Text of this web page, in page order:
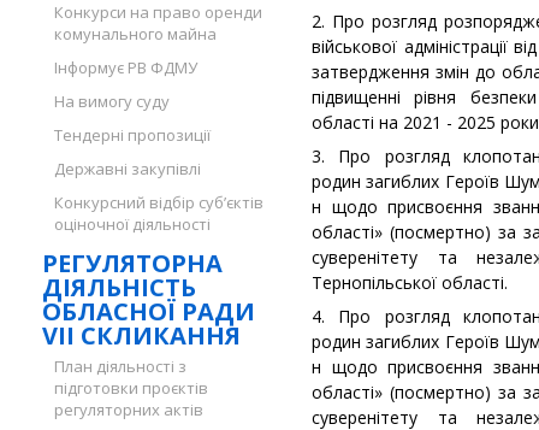
Конкурси на право оренди
комунального майна
Інформує РВ ФДМУ
На вимогу суду
Тендерні пропозиції
Державні закупівлі
Конкурсний відбір суб’єктів
оціночної діяльності
РЕГУЛЯТОРНА
ДІЯЛЬНІСТЬ
ОБЛАСНОЇ РАДИ
VII СКЛИКАННЯ
План діяльності з
підготовки проєктів
регуляторних актів
2. Про розгляд
військової
затвердження змін до
підвищенні рівня
області на 2021 - 2025
3. Про розгляд
родин загиблих Героїв
н щодо присвоєння
області» (посмертно) за
суверенітету та
Тернопільської області.
4. Про розгляд
родин загиблих Героїв
н щодо присвоєння
області» (посмертно) за
суверенітету та